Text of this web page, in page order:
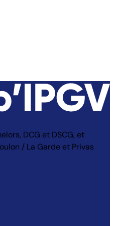
DCG et DSCG, et
/ La Garde et Privas